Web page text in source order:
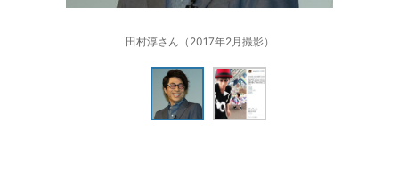
田村淳さん（2017年2月撮影）